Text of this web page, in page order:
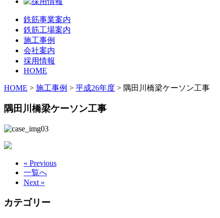
鉄筋事業案内
鉄筋工場案内
施工事例
会社案内
採用情報
HOME
HOME > 施工事例 > 平成26年度 > 隅田川橋梁ケーソン工事
隅田川橋梁ケーソン工事
« Previous
一覧へ
Next »
カテゴリー